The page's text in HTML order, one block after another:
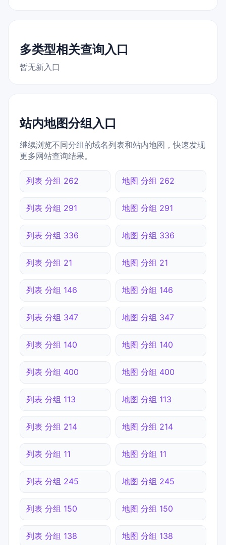
多类型相关查询入口
暂无新入口
站内地图分组入口
继续浏览不同分组的域名列表和站内地图，快速发现
更多网站查询结果。
列表 分组 262 地图 分组 262
列表 分组 291 地图 分组 291
列表 分组 336 地图 分组 336
列表 分组 21 地图 分组 21
列表 分组 146 地图 分组 146
列表 分组 347 地图 分组 347
列表 分组 140 地图 分组 140
列表 分组 400 地图 分组 400
列表 分组 113 地图 分组 113
列表 分组 214 地图 分组 214
列表 分组 11 地图 分组 11
列表 分组 245 地图 分组 245
列表 分组 150 地图 分组 150
列表 分组 138 地图 分组 138